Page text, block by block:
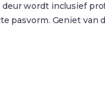
deur wordt inclusief
pasvorm. Geniet van